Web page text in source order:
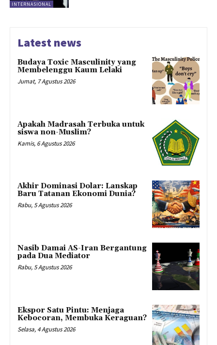
INTERNASIONAL
Latest news
Budaya Toxic Masculinity yang
Membelenggu Kaum Lelaki
Jumat, 7 Agustus 2026
Apakah Madrasah Terbuka untuk
siswa non-Muslim?
Kamis, 6 Agustus 2026
Akhir Dominasi Dolar: Lanskap
Baru Tatanan Ekonomi Dunia?
Rabu, 5 Agustus 2026
Nasib Damai AS-Iran Bergantung
pada Dua Mediator
Rabu, 5 Agustus 2026
Ekspor Satu Pintu: Menjaga
Kebocoran, Membuka Keraguan?
Selasa, 4 Agustus 2026